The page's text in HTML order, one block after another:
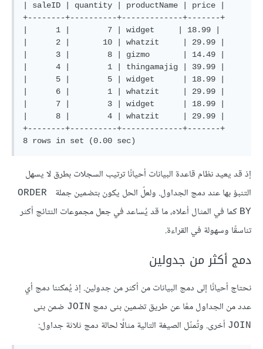
| saleID | quantity | productName | price |
+--------+----------+-------------+-------+
|      1 |        7 | widget     | 18.99 |
|      2 |       10 | whatzit     | 29.99 |
|      3 |        8 | gizmo       | 14.49 |
|      4 |        1 | thingamajig | 39.99 |
|      5 |        5 | widget      | 18.99 |
|      6 |        1 | whatzit     | 29.99 |
|      7 |        3 | widget      | 18.99 |
|      8 |        4 | whatzit     | 29.99 |
+--------+----------+-------------+-------+
إذ قد يعيد نظام قاعدة البيانات أحيانًا ترتيب السجلات بطرق لا يسهل
التنبؤ بها عند دمج الجداول. ولعلّ الحل يكون بتضمين جملة
ORDER
BY كما في المثال أعلاه، ما قد يُساعد في جعل مجموعات النتائج أكثر
تناسقًا وسهولة في القراءة.
دمج أكثر من جدولين
نحتاج أحيانًا إلى دمج البيانات من أكثر من جدولين. إذ يُمكننا دمج أي
عدد من الجداول معًا عن طريق تضمين بنى دمج JOIN ضمن بنى
JOIN أخرى. وتُمثّل الصيغة التالية مثالًا لحالة دمج ثلاثة جداول: